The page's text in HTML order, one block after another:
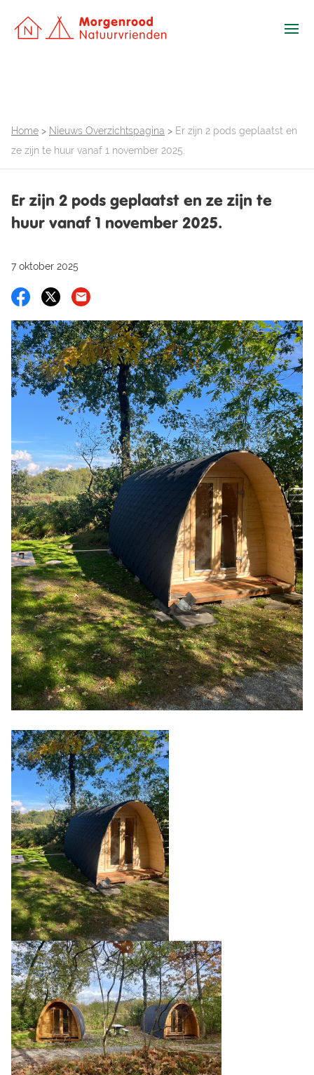
Home > Nieuws Overzichtspagina > Er zijn 2 pods geplaatst en
ze zijn te huur vanaf 1 november 2025.
Er zijn 2 pods geplaatst en ze zijn te
huur vanaf 1 november 2025.
7 oktober 2025